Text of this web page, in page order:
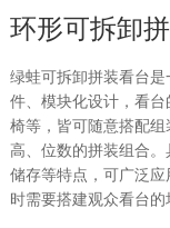
环形可拆卸
绿蛙可拆卸拼装看台
件、模块化设计，看
椅等，皆可随意搭配
高、位数的拼装组合
储存等特点，可广泛
时需要搭建观众看台的